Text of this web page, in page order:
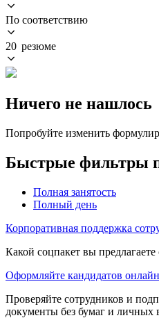
По соответствию
20 резюме
Ничего не нашлось
Попробуйте изменить
Быстрые фильтры
Полная занятость
Полный день
Корпоративная поддержка
Какой соцпакет вы
Оформляйте кандидатов онлайн
Проверяйте сотрудников и
документы без бумаг и личных